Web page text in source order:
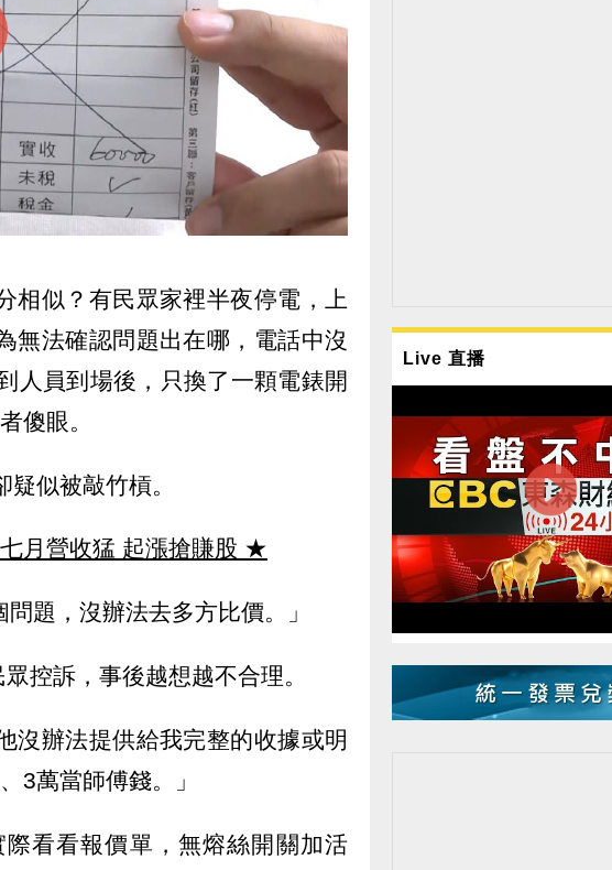
相似？有民眾家裡半夜停電，上
無法確認問題出在哪，電話中沒
人員到場後，只換了一顆電錶開
傻眼。
似被敲竹槓。
月營收猛 起漲搶賺股 ★
題，沒辦法去多方比價。」
控訴，事後越想越不合理。
沒辦法提供給我完整的收據或明
3萬當師傅錢。」
看看報價單，無熔絲開關加活
Live 直播